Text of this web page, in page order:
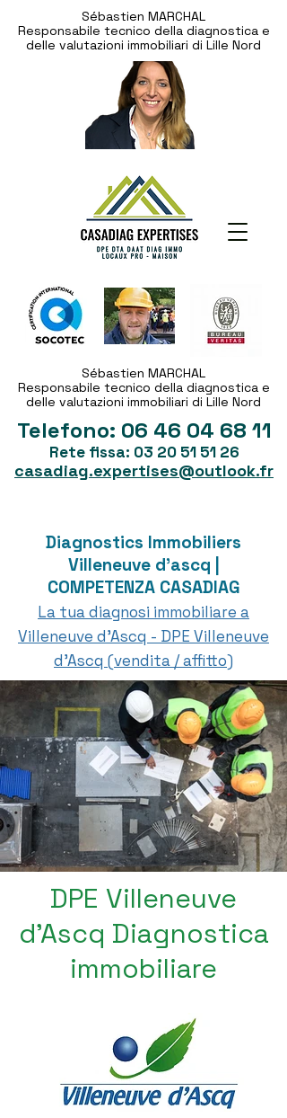
Sébastien MARCHAL
Responsabile tecnico della diagnostica e
delle valutazioni immobiliari di Lille Nord
Telefono: 06 46 04 68 11
Rete fissa: 03 20 51 51 26
casadiag.expertises@outlook.fr
Sébastien MARCHAL
Responsabile tecnico della diagnostica e
delle valutazioni immobiliari di Lille Nord
Diagnostics Immobiliers
Villeneuve d'ascq |
COMPETENZA CASADIAG
La tua diagnosi immobiliare a
Villeneuve d'Ascq - DPE Villeneuve
d'Ascq (vendita / affitto)
DPE Villeneuve
d'Ascq Diagnostica
immobiliare